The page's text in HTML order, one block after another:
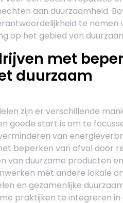
aan duurzaamheid.
te nemen
op het gebied van
met
duurzaam
zijn er verschillende
goede start is om te
van
beperken van afval door
van duurzame producten
met andere lokale
en gezamenlijke
praktijken te integreren in